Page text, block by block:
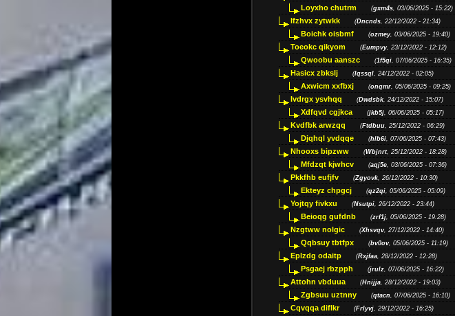
Loyxho chutrm (gxm4s, 03/06/2025 - 15:22)
Ifzhvx zytwkk (Dncnds, 22/12/2022 - 21:34)
Boichk oisbmf (ozmey, 03/06/2025 - 19:40)
Toeokc qikyom (Eumpvy, 23/12/2022 - 12:12)
Qwoobu aanszc (1f5qi, 07/06/2025 - 16:35)
Hasicx zbkslj (Iqssql, 24/12/2022 - 02:05)
Axwicm xxfbxj (onqmr, 05/06/2025 - 09:25)
Ivdrgx ysvhqq (Dwdsbk, 24/12/2022 - 15:07)
Xdfqvd cgjkca (jkb5j, 06/06/2025 - 05:17)
Kvdfbk arwzqq (Ftdbuu, 25/12/2022 - 06:29)
Djqhql yvdqqe (hlb6i, 07/06/2025 - 07:43)
Nhooxs bipzww (Wbjnrt, 25/12/2022 - 18:28)
Mfdzqt kjwhcv (aqj5e, 03/06/2025 - 07:36)
Pkkfhb eufjfv (Zgyovk, 26/12/2022 - 10:30)
Ekteyz chpgcj (qz2qi, 05/06/2025 - 05:09)
Yojtqy fivkxu (Nsutpi, 26/12/2022 - 23:44)
Beioqg gufdnb (zrf1j, 05/06/2025 - 19:28)
Nzgtww nolgic (Xhsvqv, 27/12/2022 - 14:40)
Qqbsuy tbtfpx (bv0ov, 05/06/2025 - 11:19)
Eplzdg odaitp (Rxjfaa, 28/12/2022 - 12:28)
Psgaej rbzpph (jrulz, 07/06/2025 - 16:22)
Attohn vbduua (Hnijja, 28/12/2022 - 19:03)
Zgbsuu uztnny (qtacn, 07/06/2025 - 16:10)
Cqvqqa diflkr (Frlyvj, 29/12/2022 - 16:25)